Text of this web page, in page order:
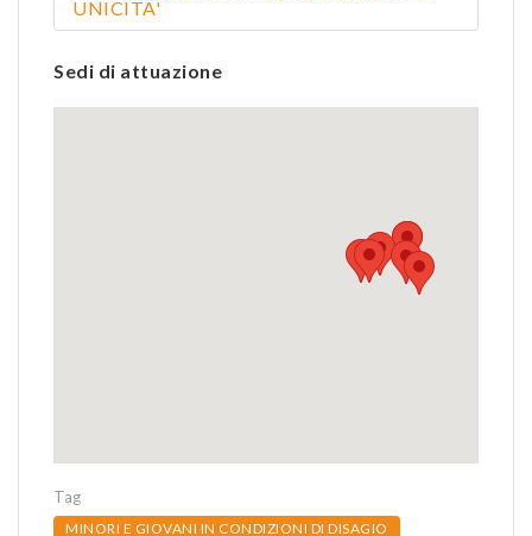
UNICITA'
Sedi di attuazione
Tag
MINORI E GIOVANI IN CONDIZIONI DI DISAGIO